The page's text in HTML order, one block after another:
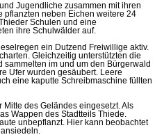
Jugendliche zusammen mit ihren
pflanzten neben Eichen weitere 24
Schulen und eine
ihre Schulwälder auf.
ein Dutzend Freiwillige aktiv.
Gleichzeitig unterstützten die
sammelten im und um den Bürgerwald
Ufer wurden gesäubert. Leere
eine kaputte Schreibmaschine füllten
des Geländes eingesetzt. Als
Wappen des Stadtteils Thiede.
unbepflanzt. Hier kann beobachtet